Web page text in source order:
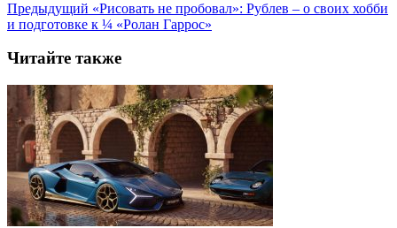
Предыдущий «Рисовать не пробовал»: Рублев – о своих хобби
и подготовке к ¼ «Ролан Гаррос»
Читайте также